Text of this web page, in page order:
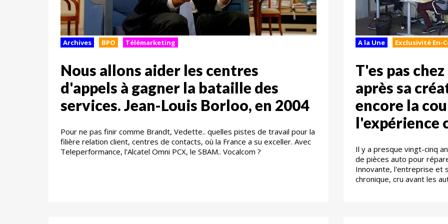
Archives BPO Télémarketing
Nous allons aider les centres
d'appels à gagner la bataille des
services. Jean-Louis Borloo, en 2004
Pour ne pas finir comme Brandt, Vedette.. quelles pistes de travail pour la
filière relation client, centres de contacts, où la France a su exceller. Avec
Teleperformance, l'Alcatel Omni PCX, le SBAM.. Vocalcom ?
A la Une Exclusivité En-
T'es pas
après sa
encore la
l'expérience
Il y a presque vingt-cinq
de pièces auto pour
Innovante, l'entreprise et
chronique, cru avant les